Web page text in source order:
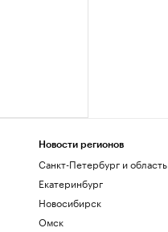
Новости регионов
Санкт-Петербург и область
Екатеринбург
Новосибирск
Омск